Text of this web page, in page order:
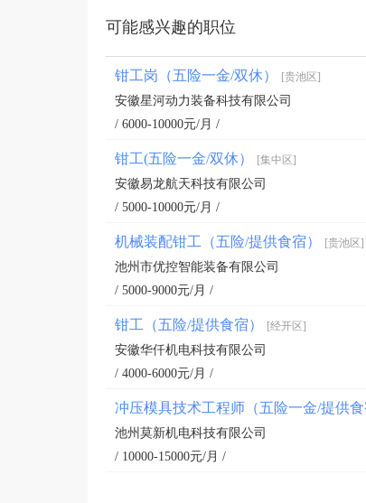
可能感兴趣的职位
钳工岗（五险一金/双休） [贵池区]
安徽星河动力装备科技有限公司
/ 6000-10000元/月 /
钳工(五险一金/双休） [集中区]
安徽易龙航天科技有限公司
/ 5000-10000元/月 /
机械装配钳工（五险/提供食宿） [贵池区]
池州市优控智能装备有限公司
/ 5000-9000元/月 /
钳工（五险/提供食宿） [经开区]
安徽华仟机电科技有限公司
/ 4000-6000元/月 /
冲压模具技术工程师（五险一金/提供食
池州莫新机电科技有限公司
/ 10000-15000元/月 /